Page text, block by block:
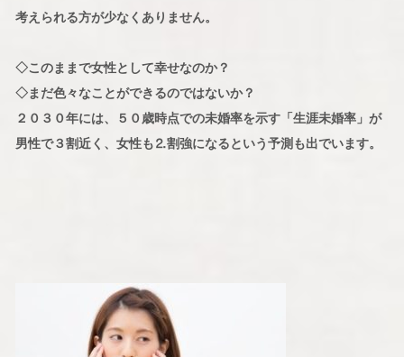
考えられる方が少なくありません。
◇このままで女性として幸せなのか？
◇まだ色々なことができるのではないか？
２０３０年には、５０歳時点での未婚率を示す「生涯未婚率」が
男性で３割近く、女性も⒉割強になるという予測も出でいます。